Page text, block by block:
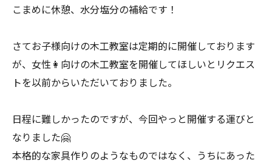
こまめに休憩、水分塩分の補給です！
さてお子様向けの木工教室は定期的に開催しております
が、女性👩向けの木工教室を開催してほしいとリクエス
トを以前からいただいておりました。
日程に難しかったのですが、今回やっと開催する運びと
なりました🤗
本格的な家具作りのようなものではなく、うちにあった